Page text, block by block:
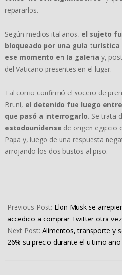
repararlos.
Según medios italianos, el sujeto
bloqueado por una guía turística
ese momento en la galería y,
del Vaticano presentes en el lugar.
Tal como confirmó el vocero de
Bruni, el detenido fue luego
que pasó a interrogarlo. Se trata
estadounidense de origen egipcio
Papa y, luego de una respuesta
arrojando los dos bustos al piso.
10-
05
Previous Post: Elon Musk se
accedido a comprar Twitter otra vez
Next Post: Alimentos, transporte y
26% su precio durante el ultimo